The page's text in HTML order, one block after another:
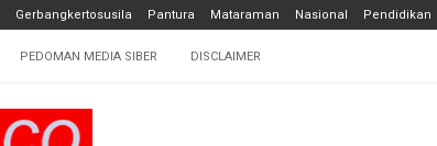
Gerbangkertosusila Pantura Mataraman Nasional Pendidikan
PEDOMAN MEDIA SIBER DISCLAIMER